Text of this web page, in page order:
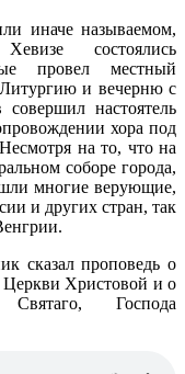
иначе называемом,
состоялись
провел местный
и вечерню с
настоятель
хора под
на то, что на
соборе города,
многие верующие,
и других стран, так
сказал проповедь о
Церкви Христовой и о
Господа